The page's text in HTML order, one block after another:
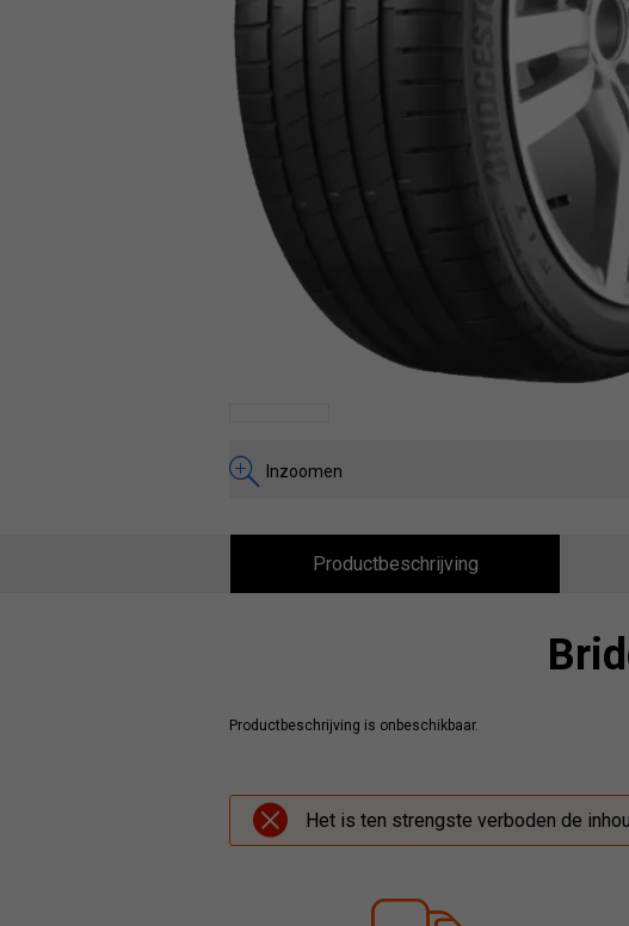
Inzoomen
Productbeschrijving
Productbeschrijving is onbeschikbaar.
Het is ten strengste verboden de